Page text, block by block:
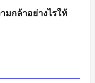
มกล้าอย่างไรให้